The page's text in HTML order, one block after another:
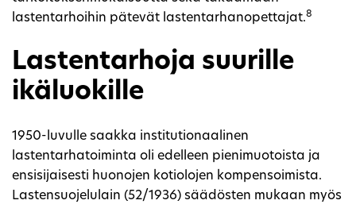
lastentarhoihin pätevät lastentarhanopettajat.8
Lastentarhoja suurille
ikäluokille
1950-luvulle saakka institutionaalinen
lastentarhatoiminta oli edelleen pienimuotoista ja
ensisijaisesti huonojen kotiolojen kompensoimista.
Lastensuojelulain (52/1936) säädösten mukaan myös